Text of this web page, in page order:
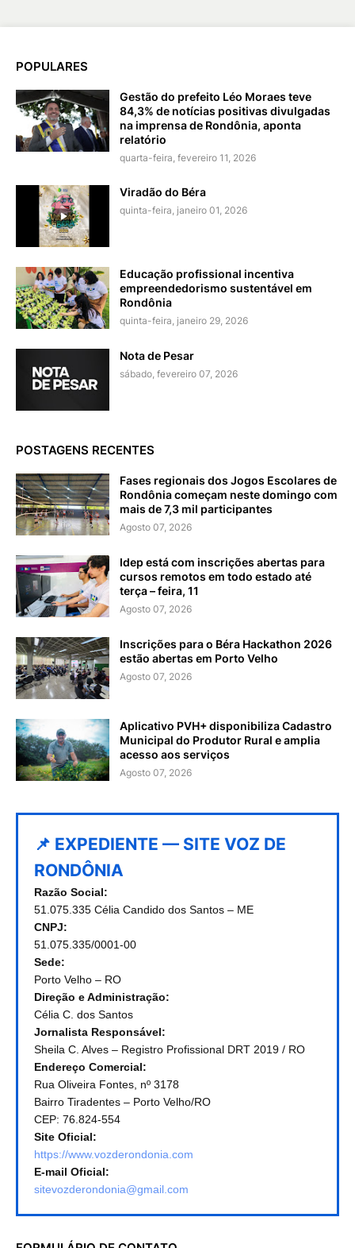
POPULARES
Gestão do prefeito Léo Moraes teve
84,3% de notícias positivas divulgadas
na imprensa de Rondônia, aponta
relatório
quarta-feira, fevereiro 11, 2026
Viradão do Béra
quinta-feira, janeiro 01, 2026
Educação profissional incentiva
empreendedorismo sustentável em
Rondônia
quinta-feira, janeiro 29, 2026
Nota de Pesar
sábado, fevereiro 07, 2026
POSTAGENS RECENTES
Fases regionais dos Jogos Escolares de
Rondônia começam neste domingo com
mais de 7,3 mil participantes
Agosto 07, 2026
Idep está com inscrições abertas para
cursos remotos em todo estado até
terça – feira, 11
Agosto 07, 2026
Inscrições para o Béra Hackathon 2026
estão abertas em Porto Velho
Agosto 07, 2026
Aplicativo PVH+ disponibiliza Cadastro
Municipal do Produtor Rural e amplia
acesso aos serviços
Agosto 07, 2026
📌 EXPEDIENTE — SITE VOZ DE
RONDÔNIA
Razão Social:
51.075.335 Célia Candido dos Santos – ME
CNPJ:
51.075.335/0001-00
Sede:
Porto Velho – RO
Direção e Administração:
Célia C. dos Santos
Jornalista Responsável:
Sheila C. Alves – Registro Profissional DRT 2019 / RO
Endereço Comercial:
Rua Oliveira Fontes, nº 3178
Bairro Tiradentes – Porto Velho/RO
CEP: 76.824-554
Site Oficial:
https://www.vozderondonia.com
E-mail Oficial:
sitevozderondonia@gmail.com